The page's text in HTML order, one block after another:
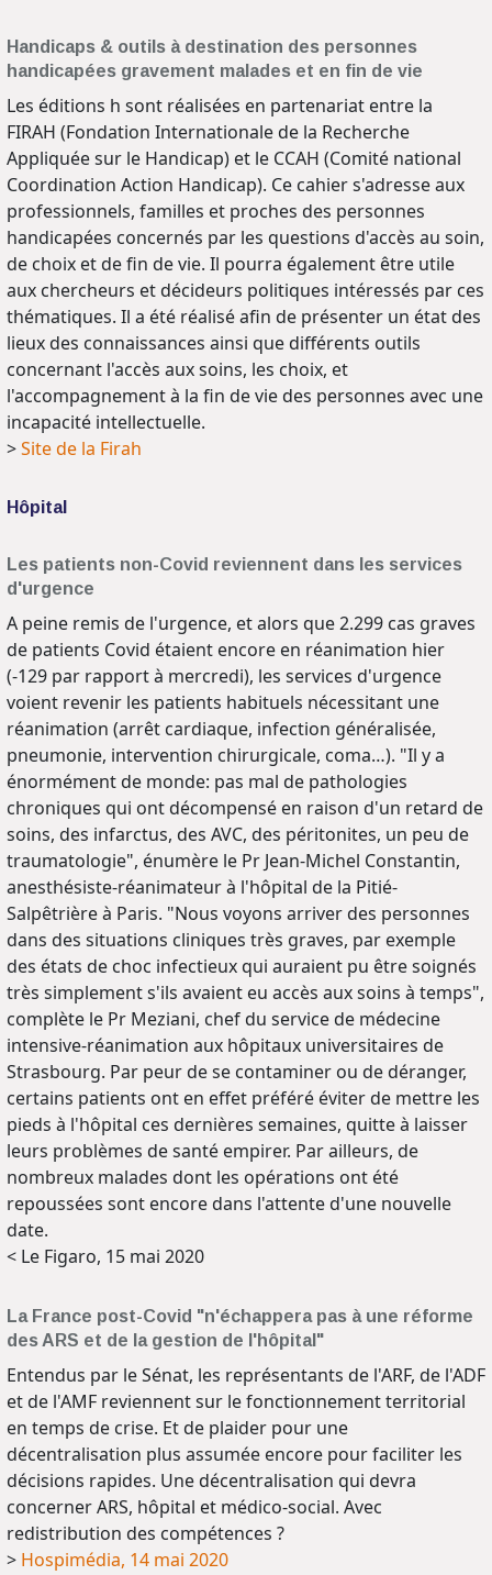
Handicaps & outils à destination des personnes
handicapées gravement malades et en fin de vie
Les éditions h sont réalisées en partenariat entre la
FIRAH (Fondation Internationale de la Recherche
Appliquée sur le Handicap) et le CCAH (Comité national
Coordination Action Handicap). Ce cahier s'adresse aux
professionnels, familles et proches des personnes
handicapées concernés par les questions d'accès au soin,
de choix et de fin de vie. Il pourra également être utile
aux chercheurs et décideurs politiques intéressés par ces
thématiques. Il a été réalisé afin de présenter un état des
lieux des connaissances ainsi que différents outils
concernant l'accès aux soins, les choix, et
l'accompagnement à la fin de vie des personnes avec une
incapacité intellectuelle.
>Site de la Firah
Hôpital
Les patients non-Covid reviennent dans les services
d'urgence
A peine remis de l'urgence, et alors que 2.299 cas graves
de patients Covid étaient encore en réanimation hier
(-129 par rapport à mercredi), les services d'urgence
voient revenir les patients habituels nécessitant une
réanimation (arrêt cardiaque, infection généralisée,
pneumonie, intervention chirurgicale, coma…). "Il y a
énormément de monde: pas mal de pathologies
chroniques qui ont décompensé en raison d'un retard de
soins, des infarctus, des AVC, des péritonites, un peu de
traumatologie", énumère le Pr Jean-Michel Constantin,
anesthésiste-réanimateur à l'hôpital de la Pitié-
Salpêtrière à Paris. "Nous voyons arriver des personnes
dans des situations cliniques très graves, par exemple
des états de choc infectieux qui auraient pu être soignés
très simplement s'ils avaient eu accès aux soins à temps",
complète le Pr Meziani, chef du service de médecine
intensive-réanimation aux hôpitaux universitaires de
Strasbourg. Par peur de se contaminer ou de déranger,
certains patients ont en effet préféré éviter de mettre les
pieds à l'hôpital ces dernières semaines, quitte à laisser
leurs problèmes de santé empirer. Par ailleurs, de
nombreux malades dont les opérations ont été
repoussées sont encore dans l'attente d'une nouvelle
date.
< Le Figaro, 15 mai 2020
La France post-Covid "n'échappera pas à une réforme
des ARS et de la gestion de l'hôpital"
Entendus par le Sénat, les représentants de l'ARF, de l'ADF
et de l'AMF reviennent sur le fonctionnement territorial
en temps de crise. Et de plaider pour une
décentralisation plus assumée encore pour faciliter les
décisions rapides. Une décentralisation qui devra
concerner ARS, hôpital et médico-social. Avec
redistribution des compétences ?
> Hospimédia, 14 mai 2020